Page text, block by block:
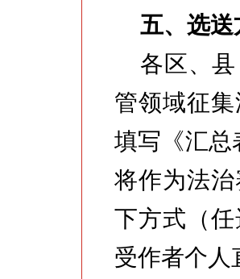
五、选
各区、
管领域征
填写《汇总
将作为法
下方式（
受作者个人